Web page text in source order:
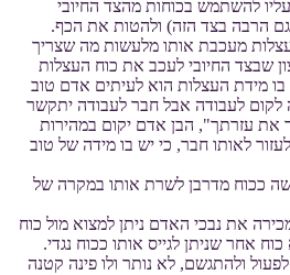
להשתמש בכוחות מהצד החיובי
הרבה בצד הזה) ולהטות את הכף.
מעכבת אותו מלעשות מה שצריך
שבצד החיובי לעכב את כוח העצלות
מידת העצלות הוא לעיתים אדם טוב
לקום לעבודה אבל חבר לעבודה יתקשר
את עזרתך", הבן אדם יקום במהירות
לאותו חבר, כי יש בו מידה של טוב
ככוח מדרבן לשרת אותו במקרה של
את נבכי האדם ניתן למצוא מול כוח
אחר שניתן לגייס אותו ככוח נגדי.
ולהתגשם, לא נותר ולו פינה קטנה